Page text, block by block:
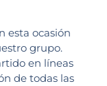
esta ocasión
grupo.
en líneas
de todas las